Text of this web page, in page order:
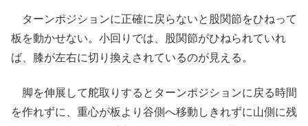
ターンポジションに正確に戻らないと股関節をひねって
板を動かせない。小回りでは、股関節がひねられていれ
ば、膝が左右に切り換えされているのが見える。
脚を伸展して舵取りするとターンポジションに戻る時間
を作れずに、重心が板より谷側へ移動しきれずに山側に残